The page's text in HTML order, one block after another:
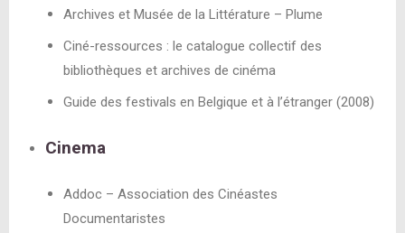
Archives et Musée de la Littérature – Plume
Ciné-ressources : le catalogue collectif des
bibliothèques et archives de cinéma
Guide des festivals en Belgique et à l’étranger (2008)
Cinema
Addoc – Association des Cinéastes
Documentaristes